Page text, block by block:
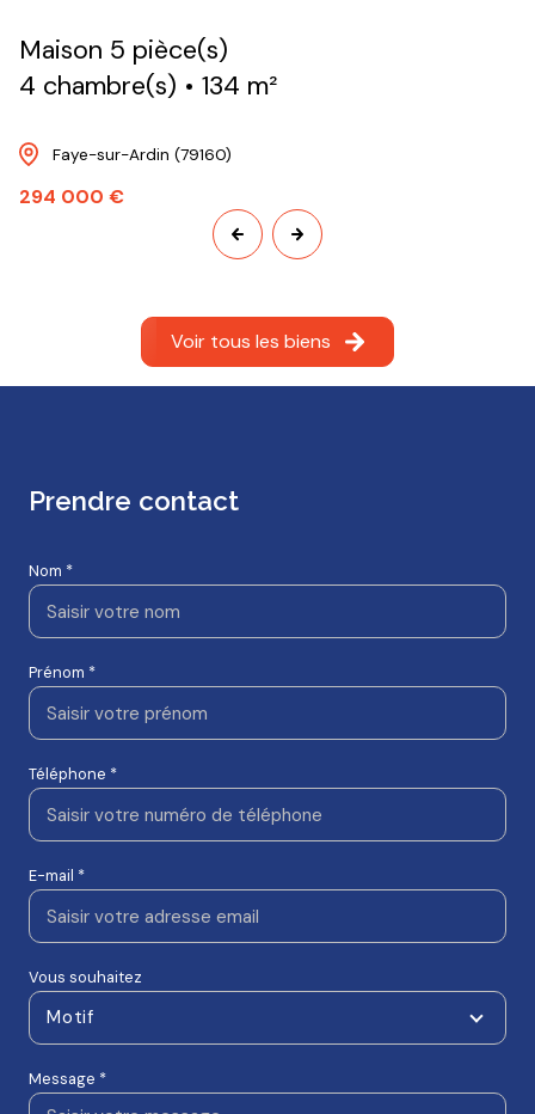
Maison 5 pièce(s)
4 chambre(s)
134 m²
Faye-sur-Ardin (79160)
294 000 €
Voir tous les biens
prendre contact
Nom *
Prénom *
Téléphone *
E-mail *
Vous souhaitez
Motif
Message *